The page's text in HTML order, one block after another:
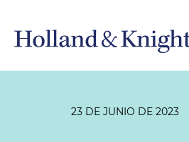
23 DE JUNIO DE 2023